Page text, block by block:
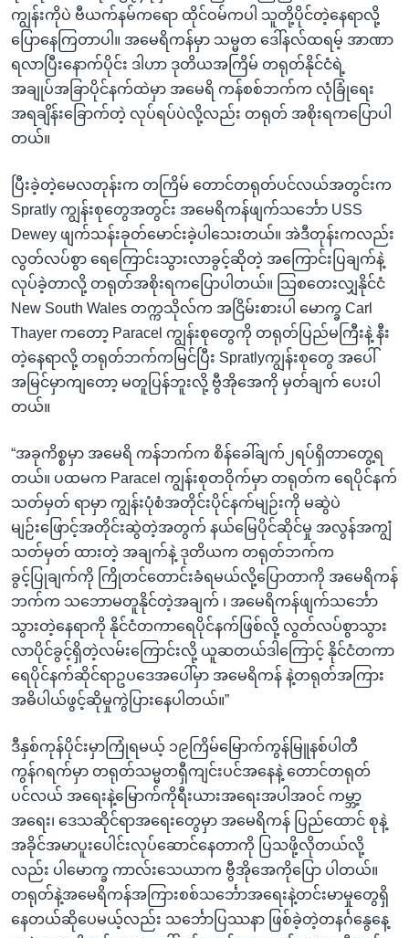
ကျွန်းကိုပဲ ဗီယက်နမ်ကရော ထိုင်ဝမ်ကပါ သူတို့ပိုင်တဲ့နေရာလို့
ပြောနေကြတာပါ။ အမေရိကန်မှာ သမ္မတ ဒေါ်နလ်ထရမ့် အာဏာ
ရလာပြီးနောက်ပိုင်း ဒါဟာ ဒုတိယအကြိမ် တရုတ်နိုင်ငံရဲ့
အချုပ်အခြာပိုင်နက်ထဲမှာ အမေရိ ကန်စစ်ဘက်က လုံခြုံရေး
အရချိန်းခြောက်တဲ့ လုပ်ရပ်ပဲလို့လည်း တရုတ် အစိုးရကပြောပါ
တယ်။
ပြီးခဲ့တဲ့မေလတုန်းက တကြိမ် တောင်တရုတ်ပင်လယ်အတွင်းက
Spratly ကျွန်းစုတွေအတွင်း အမေရိကန်ဖျက်သင်္ဘော USS
Dewey ဖျက်သန်းခုတ်မောင်းခဲ့ပါသေးတယ်။ အဲဒီတုန်းကလည်း
လွတ်လပ်စွာ ရေကြောင်းသွားလာခွင့်ဆိုတဲ့ အကြောင်းပြချက်နဲ့
လုပ်ခဲ့တာလို့ တရုတ်အစိုးရကပြောပါတယ်။ သြစတေးလျှနိုင်ငံ
New South Wales တက္ကသိုလ်က အငြိမ်းစားပါ မောက္ခ Carl
Thayer ကတော့ Paracel ကျွန်းစုတွေကို တရုတ်ပြည်မကြီးနဲ့ နီး
တဲ့နေရာလို့ တရုတ်ဘက်ကမြင်ပြီး Spratlyကျွန်းစုတွေ အပေါ်
အမြင်မှာကျတော့ မတူပြန်ဘူးလို့ ဗွီအိုအေကို မှတ်ချက် ပေးပါ
တယ်။
“အခုကိစ္စမှာ အမေရိ ကန်ဘက်က စိန်ခေါ်ချက်၂ရပ်ရှိတာတွေ့ရ
တယ်။ ပထမက Paracel ကျွန်းစုတဝိုက်မှာ တရုတ်က ရေပိုင်နက်
သတ်မှတ် ရာမှာ ကျွန်းပုံစံအတိုင်းပိုင်နက်မျဉ်းကို မဆွဲပဲ
မျဉ်းဖြောင့်အတိုင်းဆွဲတဲ့အတွက် နယ်မြေပိုင်ဆိုင်မှု အလွန်အကျွံ
သတ်မှတ် ထားတဲ့ အချက်နဲ့ ဒုတိယက တရုတ်ဘက်က
ခွင့်ပြုချက်ကို ကြိုတင်တောင်းခံရမယ်လို့ပြောတာကို အမေရိကန်
ဘက်က သဘောမတူနိုင်တဲ့အချက် ၊ အမေရိကန်ဖျက်သင်္ဘော
သွားတဲ့နေရာကို နိုင်ငံတကာရေပိုင်နက်ဖြစ်လို့ လွတ်လပ်စွာသွား
လာပိုင်ခွင့်ရှိတဲ့လမ်းကြောင်းလို့ ယူဆတယ်ဒါကြောင့် နိုင်ငံတကာ
ရေပိုင်နက်ဆိုင်ရာဥပဒေအပေါ်မှာ အမေရိကန် နဲ့တရုတ်အကြား
အဓိပါယ်ဖွင့်ဆိုမှုကွဲပြားနေပါတယ်။”
ဒီနှစ်ကုန်ပိုင်းမှာကြုံရမယ့် ၁၉ကြိမ်မြောက်ကွန်မြူနစ်ပါတီ
ကွန်ဂရက်မှာ တရုတ်သမ္မတရှီကျင်းပင်အနေနဲ့ တောင်တရုတ်
ပင်လယ် အရေးနဲ့မြောက်ကိုရီးယားအရေးအပါအဝင် ကမ္ဘာ့
အရေး၊ ဒေသဆိုင်ရာအရေးတွေမှာ အမေရိကန် ပြည်ထောင် စုနဲ့
အခိုင်အမာပူးပေါင်းလုပ်ဆောင်နေတာကို ပြသဖို့လိုတယ်လို့
လည်း ပါမောက္ခ ကာလ်းသေယာက ဗွီအိုအေကိုပြော ပါတယ်။
တရုတ်နဲ့အမေရိကန်အကြားစစ်သင်္ဘောအရေးနဲ့တင်းမာမှုတွေရှိ
နေတယ်ဆိုပေမယ့်လည်း သင်္ဘောပြဿနာ ဖြစ်ခဲ့တဲ့တနင်္ဂနွေနေ့